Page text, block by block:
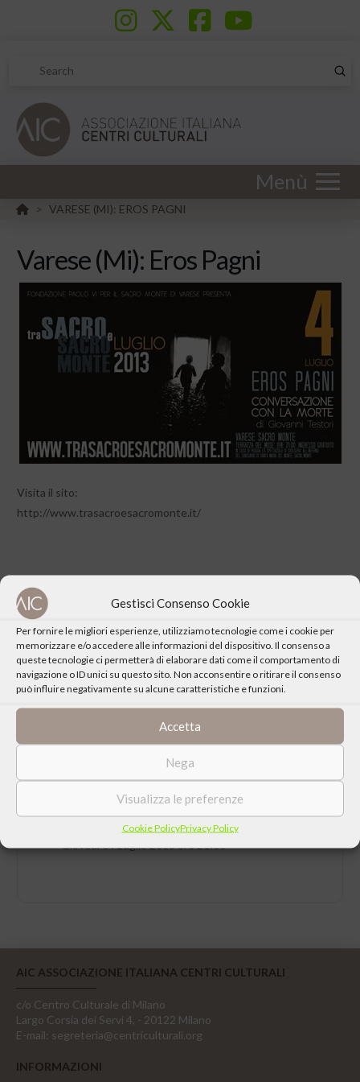
Gestisci Consenso Cookie
Per fornire le migliori esperienze, utilizziamo tecnologie come i cookie per
memorizzare e/o accedere alle informazioni del dispositivo. Il consenso a
queste tecnologie ci permetterà di elaborare dati come il comportamento di
navigazione o ID unici su questo sito. Non acconsentire o ritirare il consenso
può influire negativamente su alcune caratteristiche e funzioni.
Accetta
Nega
Visualizza le preferenze
Cookie PolicyPrivacy Policy
Search
Menù
HOME
> VARESE (MI): EROS PAGNI
Varese (Mi): Eros Pagni
Visita il sito:
http://www.trasacroesacromonte.it/
DATA
Giovedì 04 Luglio 2013 ore 21:00
AIC ASSOCIAZIONE ITALIANA CENTRI CULTURALI
c/o Centro Culturale di Milano
Largo Corsia dei Servi 4, - 20122 Milano
E-mail: segreteria@centriculturali.org
INFORMAZIONI